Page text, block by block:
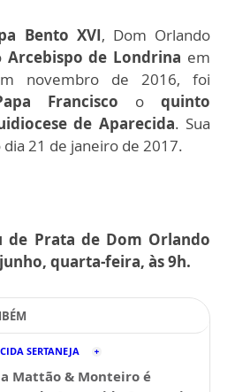
Bento XVI, Dom Orlando
Arcebispo de Londrina em
novembro de 2016, foi
Francisco o quinto
de Aparecida. Sua
21 de janeiro de 2017.
de Prata de Dom Orlando
quarta-feira, às 9h.
SERTANEJA
Mattão & Monteiro é